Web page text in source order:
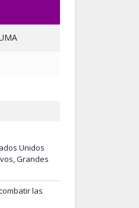
Unidos
Grandes
las